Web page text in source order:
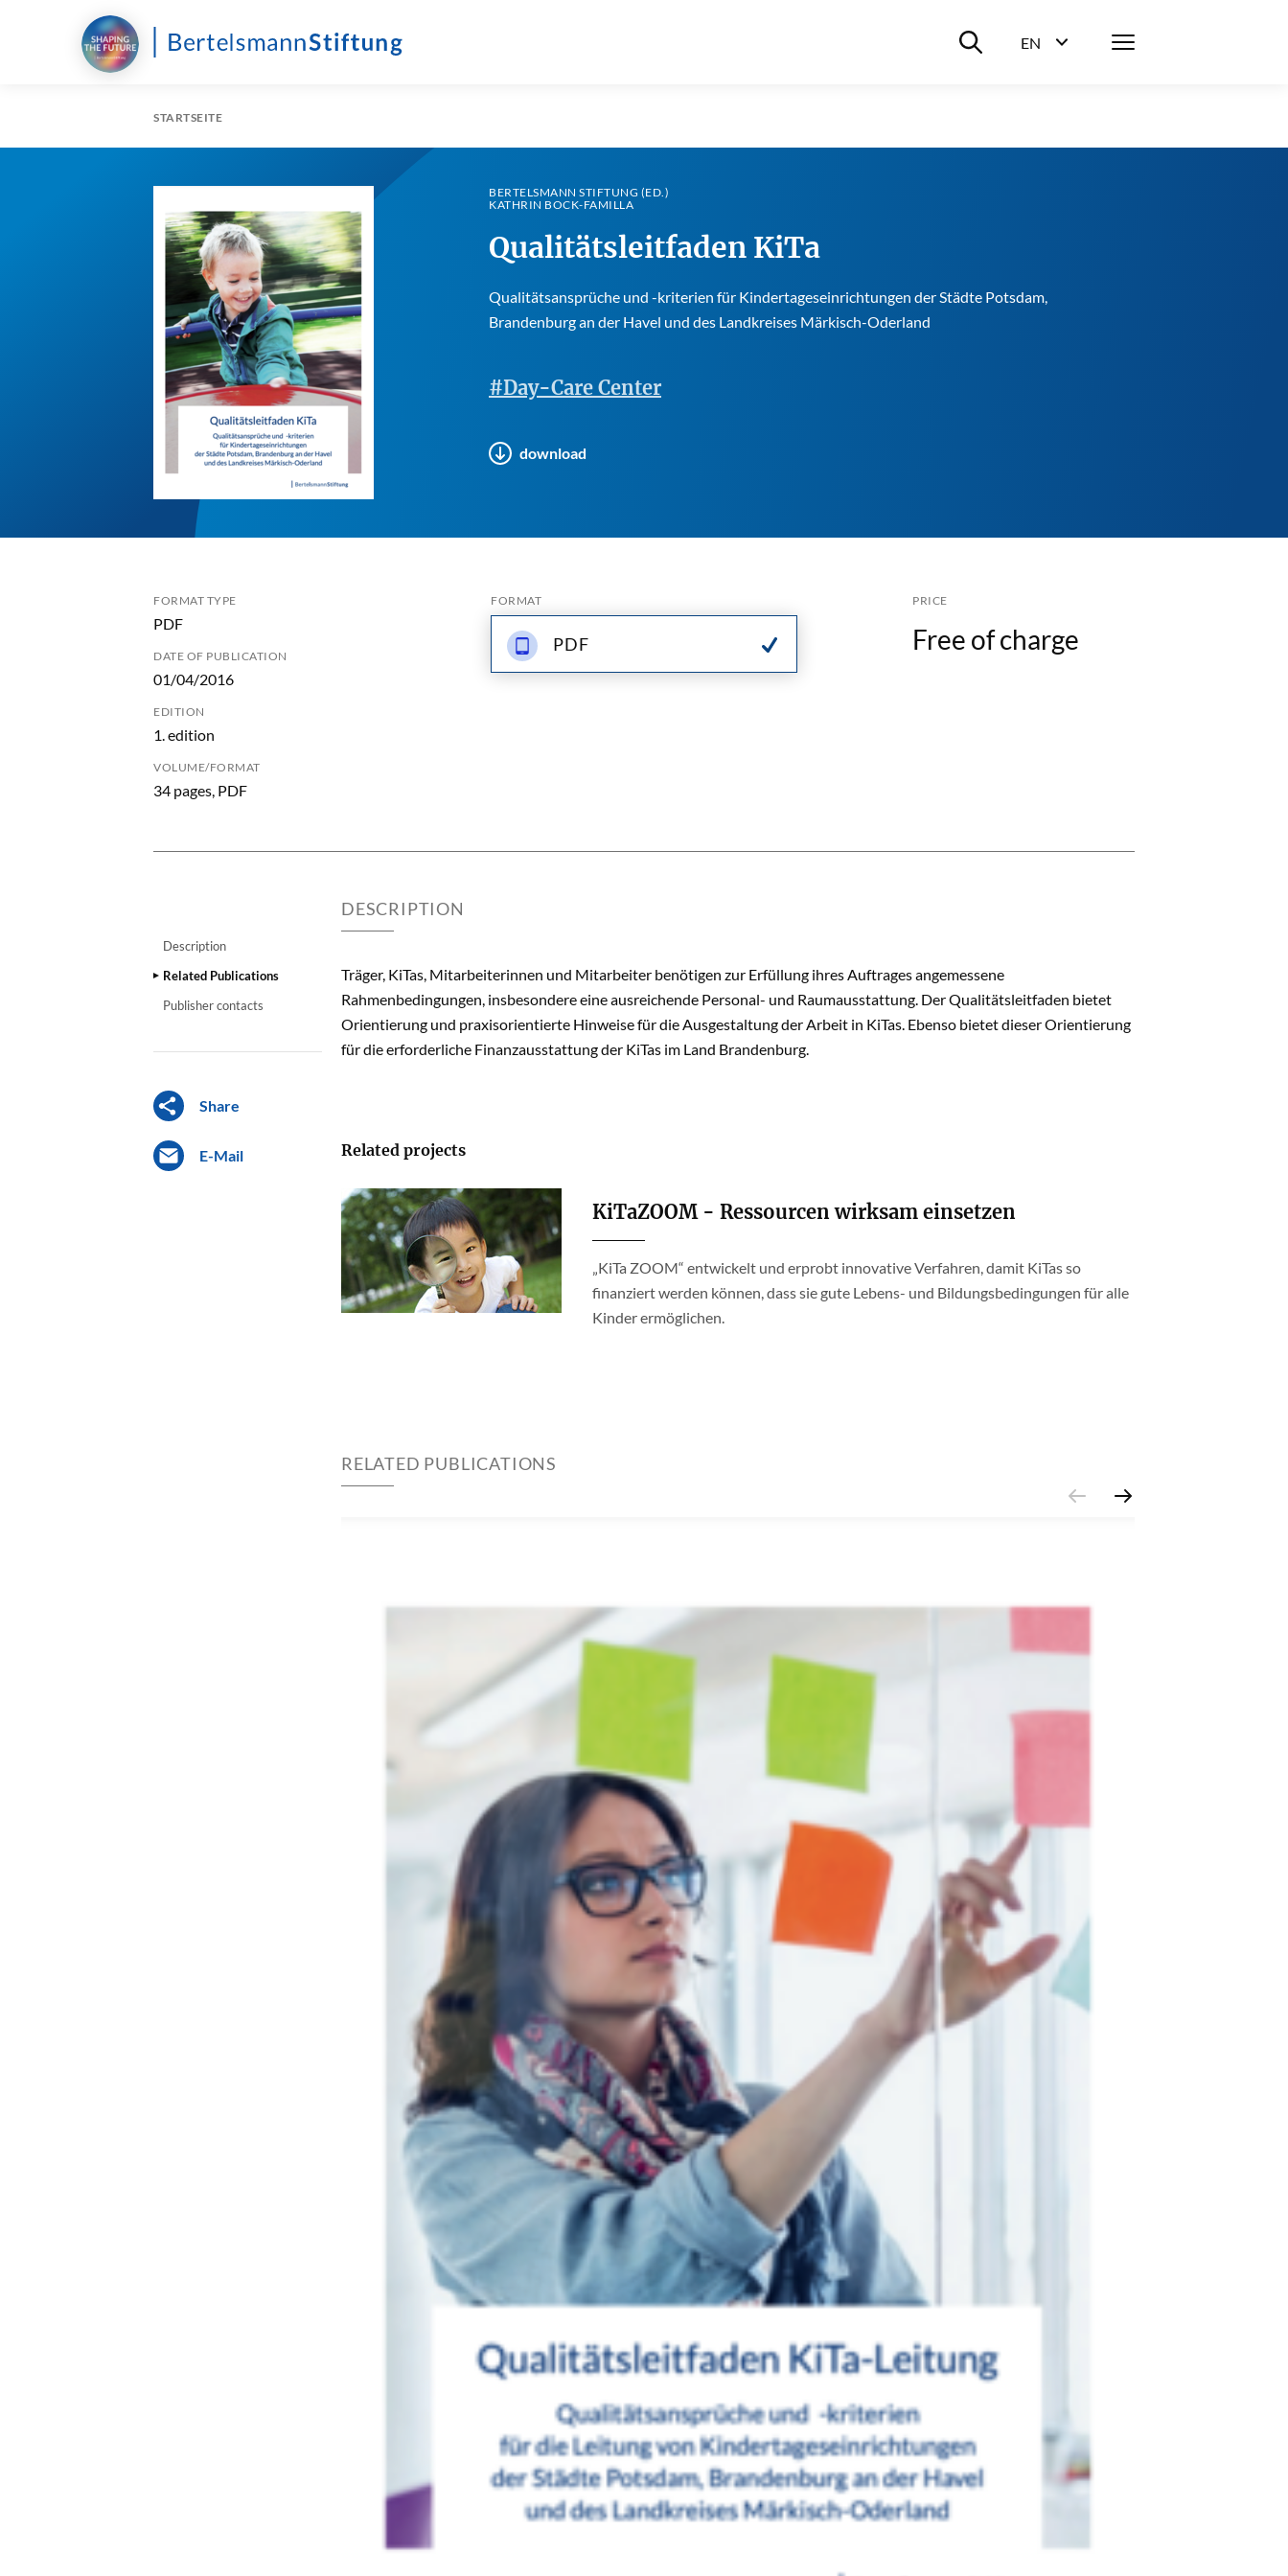
Suche ein-/ausblenden
EN
Menü
STARTSEITE
BERTELSMANN STIFTUNG (ED.)
KATHRIN BOCK-FAMILLA
Qualitätsleitfaden KiTa
Qualitätsansprüche und -kriterien für Kindertageseinrichtungen der Städte Potsdam,
Brandenburg an der Havel und des Landkreises Märkisch-Oderland
#Day-Care Center
download
FORMAT TYPE
PDF
DATE OF PUBLICATION
01/04/2016
EDITION
1. edition
VOLUME/FORMAT
34 pages, PDF
FORMAT
PDF
PRICE
Free of charge
Description
Related Publications
Publisher contacts
Share
E-Mail
DESCRIPTION
Träger, KiTas, Mitarbeiterinnen und Mitarbeiter benötigen zur Erfüllung ihres Auftrages angemessene
Rahmenbedingungen, insbesondere eine ausreichende Personal- und Raumausstattung. Der Qualitätsleitfaden bietet
Orientierung und praxisorientierte Hinweise für die Ausgestaltung der Arbeit in KiTas. Ebenso bietet dieser Orientierung
für die erforderliche Finanzausstattung der KiTas im Land Brandenburg.
Related projects
KiTaZOOM - Ressourcen wirksam einsetzen
„KiTa ZOOM“ entwickelt und erprobt innovative Verfahren, damit KiTas so
finanziert werden können, dass sie gute Lebens- und Bildungsbedingungen für alle
Kinder ermöglichen.
RELATED PUBLICATIONS